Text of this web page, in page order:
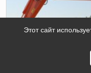
Этот сайт